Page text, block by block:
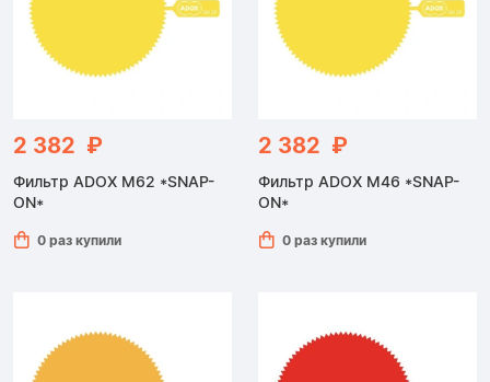
2 382 ₽
Фильтр ADOX M62 *SNAP-
ON*
0 раз купили
2 382 ₽
Фильтр ADOX M46 *SNAP-
ON*
0 раз купили